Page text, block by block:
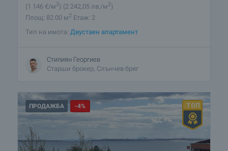
(1 146 €/м2) (2 242,05 лв./м2)
Площ: 82.00 м2 Етаж: 2
Тип на имота: Двустаен апартамент
Стилиян Георгиев
Старши брокер, Слънчев бряг
ПРОДАЖБА -4%